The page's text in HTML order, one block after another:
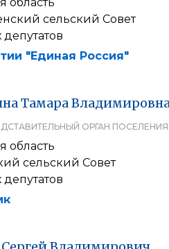
сельский Совет
"Единая Россия"
Тамара
ОРГАН ПОСЕЛЕНИЯ
область
сельский Совет